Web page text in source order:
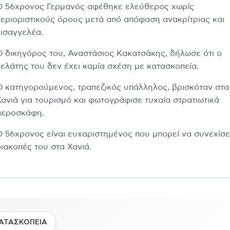
56χρονος Γερμανός αφέθηκε ελεύθερος χωρίς
όρους μετά από απόφαση ανακρίτριας και
δικηγόρος του, Αναστάσιος Κακατσάκης, δήλωσε ότι ο
του δεν έχει καμία σχέση με κατασκοπεία.
κατηγορούμενος, τραπεζικός υπάλληλος, βρισκόταν στα
για τουρισμό και φωτογράφισε τυχαία στρατιωτικά
56χρονος είναι ευχαριστημένος που μπορεί να
του στα Χανιά.